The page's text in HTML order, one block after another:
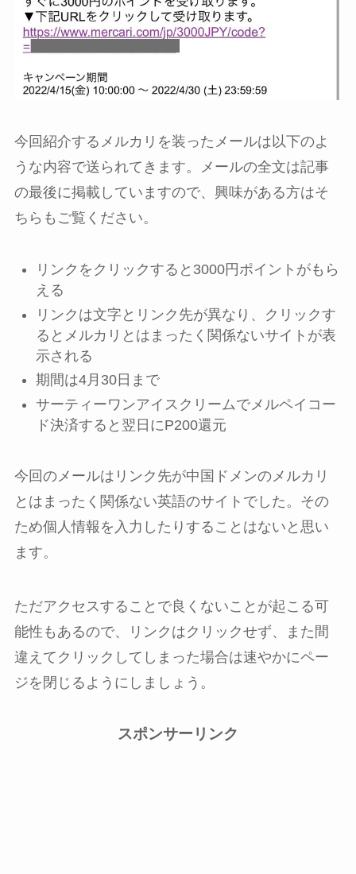
今回紹介するメルカリを装ったメールは以下のよ
うな内容で送られてきます。メールの全文は記事
の最後に掲載していますので、興味がある方はそ
ちらもご覧ください。
リンクをクリックすると3000円ポイントがもら
える
リンクは文字とリンク先が異なり、クリックす
るとメルカリとはまったく関係ないサイトが表
示される
期間は4月30日まで
サーティーワンアイスクリームでメルペイコー
ド決済すると翌日にP200還元
今回のメールはリンク先が中国ドメンのメルカリ
とはまったく関係ない英語のサイトでした。その
ため個人情報を入力したりすることはないと思い
ます。
ただアクセスすることで良くないことが起こる可
能性もあるので、リンクはクリックせず、また間
違えてクリックしてしまった場合は速やかにペー
ジを閉じるようにしましょう。
スポンサーリンク